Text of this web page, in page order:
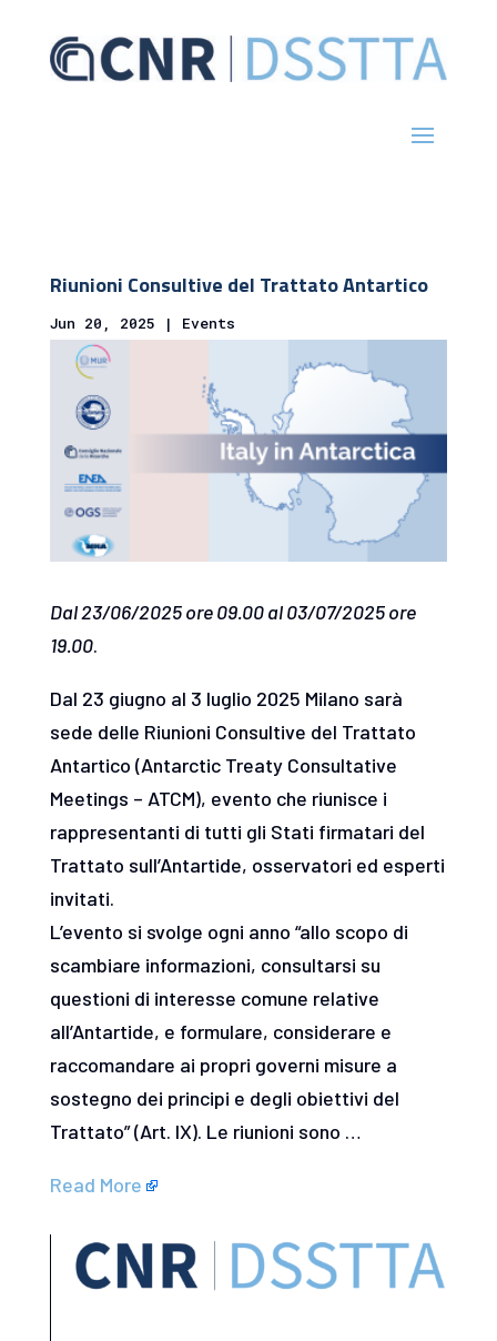
Riunioni Consultive del Trattato Antartico
Jun 20, 2025 | Events
Dal 23/06/2025 ore 09.00 al 03/07/2025 ore
19.00.
Dal 23 giugno al 3 luglio 2025 Milano sarà
sede delle Riunioni Consultive del Trattato
Antartico (Antarctic Treaty Consultative
Meetings – ATCM), evento che riunisce i
rappresentanti di tutti gli Stati firmatari del
Trattato sull’Antartide, osservatori ed esperti
invitati.
L’evento si svolge ogni anno “allo scopo di
scambiare informazioni, consultarsi su
questioni di interesse comune relative
all’Antartide, e formulare, considerare e
raccomandare ai propri governi misure a
sostegno dei principi e degli obiettivi del
Trattato” (Art. IX). Le riunioni sono …
Read More